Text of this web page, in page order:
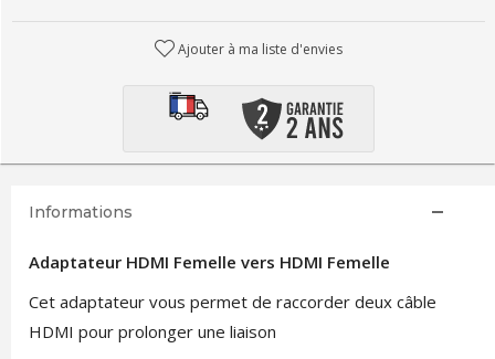
Ajouter à ma liste d'envies
Informations
Adaptateur HDMI Femelle vers HDMI Femelle
Cet adaptateur vous permet de raccorder deux câble
HDMI pour prolonger une liaison